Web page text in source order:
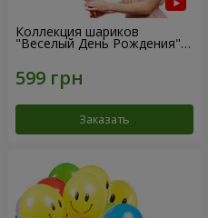
Коллекция шариков
"Веселый День Рождения" -
7 шариков
Заказать